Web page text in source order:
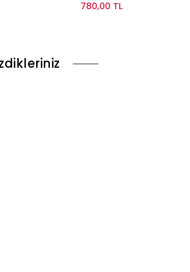
780,00 TL